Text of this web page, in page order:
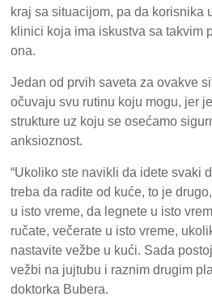
kraj sa situacijom, pa da korisnika
klinici koja ima iskustva sa takvim
ona.
Jedan od prvih saveta za ovakve
očuvaju svu rutinu koju mogu, jer
strukture uz koju se osećamo
anksioznost.
“Ukoliko ste navikli da idete svaki
treba da radite od kuće, to je
u isto vreme, da legnete u isto
ručate, večerate u isto vreme,
nastavite vežbe u kući. Sada
vežbi na jujtubu i raznim drugim
doktorka Bubera.